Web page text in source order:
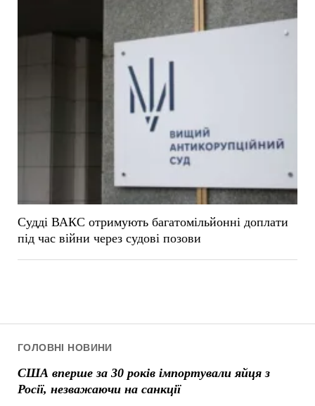
ГОЛОВНІ НОВИНИ
США вперше за 30 років імпортували яйця з
Росії, незважаючи на санкції
Судді ВАКС отримують багатомільйонні доплати
під час війни через судові позови